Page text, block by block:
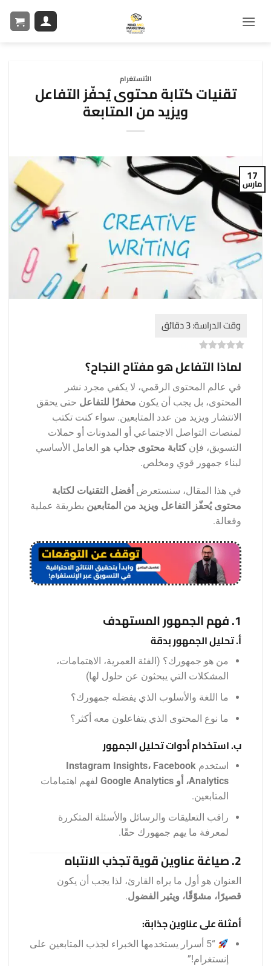
الأنستغرام
تقنيات كتابة محتوى يُحفّز التفاعل
ويزيد من المتابعة
17
مارس
لماذا التفاعل هو مفتاح النجاح؟
في عالم المحتوى الرقمي، لا يكفي مجرد نشر
المحتوى، بل يجب أن يكون محفزًا للتفاعل حتى يحقق
الانتشار ويزيد من عدد المتابعين. سواء كنت تكتب
لمنصات التواصل الاجتماعي أو المدونات أو حملات
التسويق، فإنكتابة محتوى جذاب هو العامل الأساسي
لبناء جمهور قوي ومخلص.
في هذا المقال، سنستعرض أفضل التقنيات لكتابة
محتوى يُحفّز التفاعل ويزيد من المتابعين بطريقة عملية
وفعالة.
1. فهم الجمهور المستهدف
أ. تحليل الجمهور بدقة
من هو جمهورك؟ (الفئة العمرية، الاهتمامات،
المشكلات التي يبحثون عن حلول لها)
ما اللغة والأسلوب الذي يفضله جمهورك؟
ما نوع المحتوى الذي يتفاعلون معه أكثر؟
ب. استخدام أدوات تحليل الجمهور
استخدم Instagram Insights، Facebook
Analytics، أو Google Analytics
لفهم اهتمامات
المتابعين.
راقب التعليقات والرسائل والأسئلة المتكررة
لمعرفة ما يهم جمهورك حقًا.
2. صياغة عناوين قوية تجذب الانتباه
العنوان هو أول ما يراه القارئ، لذا يجب أن يكون
قصيرًا، مشوّقًا، ويثير الفضول.
أمثلة على عناوين جذابة:
“5 أسرار يستخدمها الخبراء لجذب المتابعين على
إنستغرام!”